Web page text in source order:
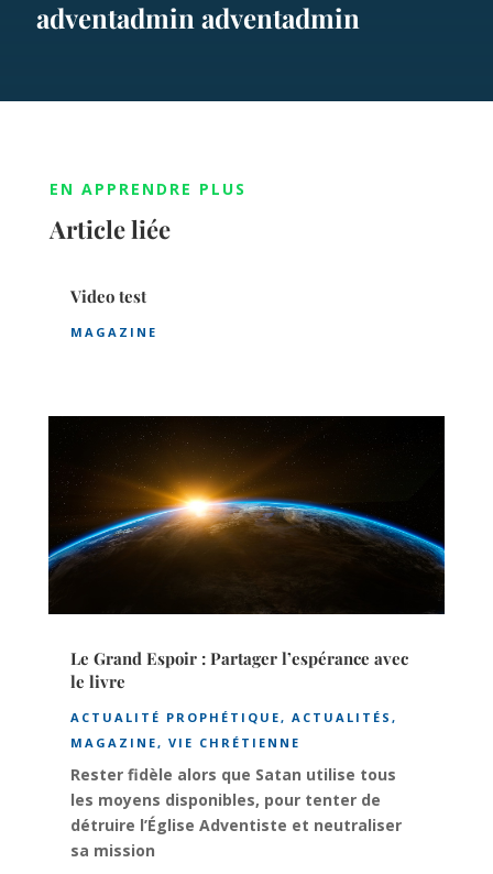
adventadmin adventadmin
EN APPRENDRE PLUS
Article liée
Video test
MAGAZINE
Le Grand Espoir : Partager l’espérance avec
le livre
ACTUALITÉ PROPHÉTIQUE, ACTUALITÉS ,
MAGAZINE, VIE CHRÉTIENNE
Rester fidèle alors que Satan utilise tous
les moyens disponibles, pour tenter de
détruire l’Église Adventiste et neutraliser
sa mission